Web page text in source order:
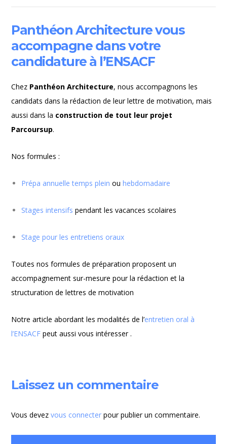
Panthéon Architecture vous
accompagne dans votre
candidature à l’ENSACF
Chez Panthéon Architecture, nous accompagnons les
candidats dans la rédaction de leur lettre de motivation, mais
aussi dans la construction de tout leur projet
Parcoursup.
Nos formules :
Prépa annuelle temps plein ouhebdomadaire
Stages intensifs pendant les vacances scolaires
Stage pour les entretiens oraux
Toutes nos formules de préparation proposent un
accompagnement sur-mesure pour la rédaction et la
structuration de lettres de motivation
Notre article abordant les modalités de l’entretien oral à
l’ENSACF peut aussi vous intéresser .
Laissez un commentaire
Vous devezvous connecter pour publier un commentaire.